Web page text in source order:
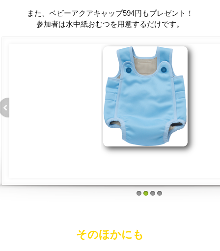
また、ベビーアクアキャップ594円もプレゼント！
参加者は水中紙おむつを用意するだけです。
そのほかにも